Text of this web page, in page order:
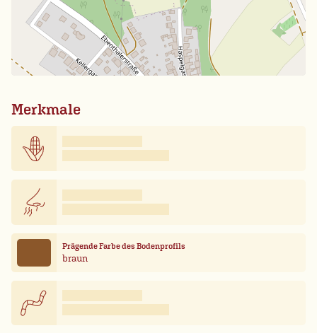
Merkmale
Prägende Farbe des Bodenprofils
braun